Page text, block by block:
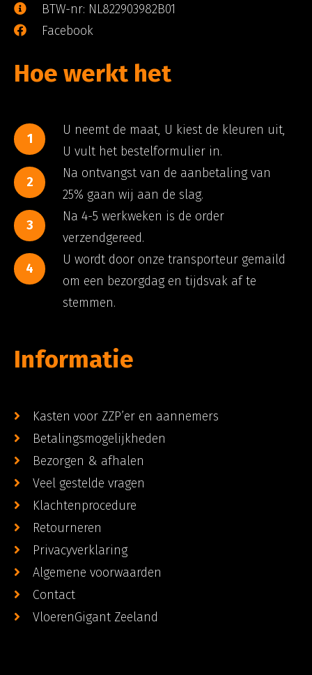
BTW-nr: NL822903982B01
Facebook
Hoe werkt het
1
U neemt de maat, U kiest de kleuren uit,
U vult het bestelformulier in.
2
Na ontvangst van de aanbetaling van
25% gaan wij aan de slag.
3
Na 4-5 werkweken is de order
verzendgereed.
4
U wordt door onze transporteur gemaild
om een bezorgdag en tijdsvak af te
stemmen.
Informatie
Kasten voor ZZP’er en aannemers
Betalingsmogelijkheden
Bezorgen & afhalen
Veel gestelde vragen
Klachtenprocedure
Retourneren
Privacyverklaring
Algemene voorwaarden
Contact
VloerenGigant Zeeland